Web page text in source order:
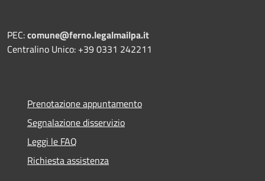
PEC:comune@ferno.legalmailpa.it
Centralino Unico: +39 0331 242211
Prenotazione appuntamento
Segnalazione disservizio
Leggi le FAQ
Richiesta assistenza